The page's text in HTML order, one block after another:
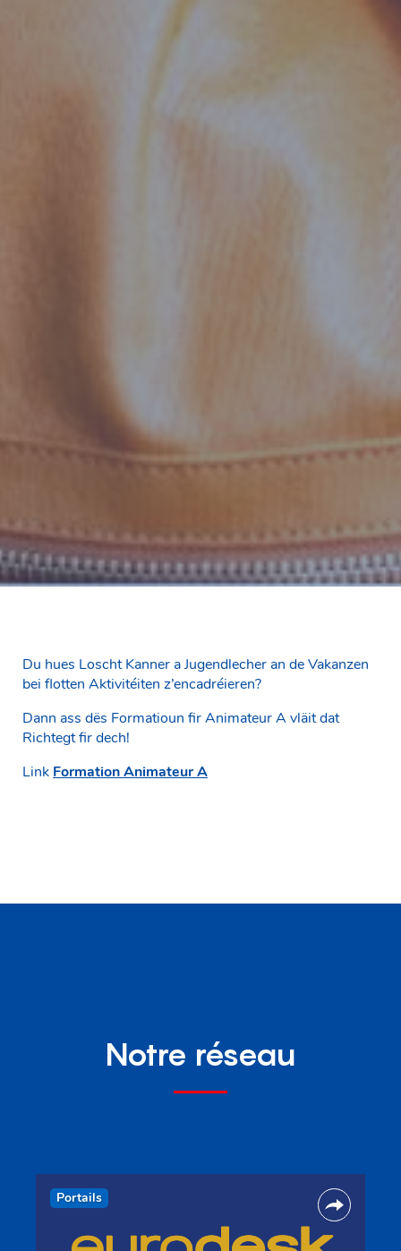
Du hues Loscht Kanner a Jugendlecher an de Vakanzen
bei flotten Aktivitéiten z’encadréieren?
Dann ass dës Formatioun fir Animateur A vläit dat
Richtegt fir dech!
Link Formation Animateur A
Notre réseau
Portails